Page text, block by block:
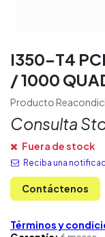
I350-T4
/ 1000
Producto
Consulta
Fuera de stock
Reciba una
Contáctenos
Términos y